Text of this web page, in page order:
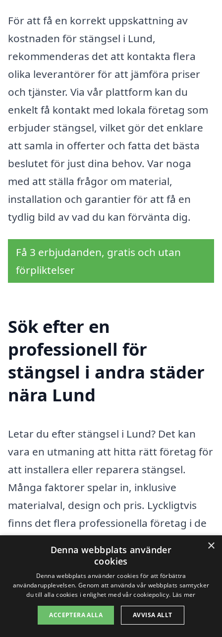
För att få en korrekt uppskattning av
kostnaden för stängsel i Lund,
rekommenderas det att kontakta flera
olika leverantörer för att jämföra priser
och tjänster. Via vår plattform kan du
enkelt få kontakt med lokala företag som
erbjuder stängsel, vilket gör det enklare
att samla in offerter och fatta det bästa
beslutet för just dina behov. Var noga
med att ställa frågor om material,
installation och garantier för att få en
tydlig bild av vad du kan förvänta dig.
Få 3 erbjudanden, gratis och utan
förpliktelser
Sök efter en
professionell för
stängsel i andra städer
nära Lund
Letar du efter stängsel i Lund? Det kan
vara en utmaning att hitta rätt företag för
att installera eller reparera stängsel.
Många faktorer spelar in, inklusive
materialval, design och pris. Lyckligtvis
finns det flera professionella företag i de
närliggande städerna som kan hjälpa dig.
Att jämföra olika alternativ och insamla
offert kan spara både tid och pengar. Här
är några städer i närheten av Lund där du
kan söka hjälp:
×
Denna webbplats använder
cookies
Denna webbplats använder cookies för att förbättra
användarupplevelsen. Genom att använda vår webbplats samtycker
du till alla cookies i enlighet med vår cookiepolicy. Läs mer
ACCEPTERA ALLA AVVISA ALLT